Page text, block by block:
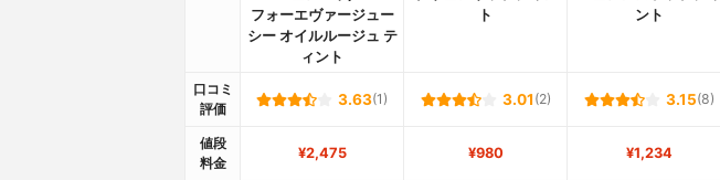
フォーエヴァージュー
シー オイルルージュ テ
ィント
ト
ント
口コミ
評価
3.63(1) 3.01 (2) 3.15(8)
値段
料金
¥2,475 ¥980 ¥1,234